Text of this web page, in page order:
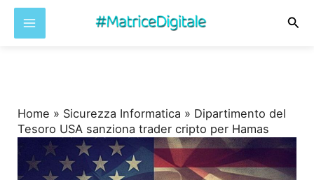
Home » Sicurezza Informatica » Dipartimento del
Tesoro USA sanziona trader cripto per Hamas